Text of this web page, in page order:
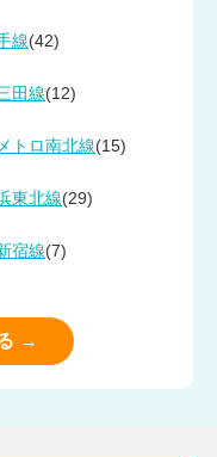
線(42)
田線(12)
トロ南北線(15)
東北線(29)
宿線(7)
→